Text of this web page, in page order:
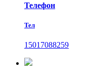
Телефон
Тел
15017088259